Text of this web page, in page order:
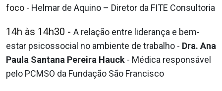
foco - Helmar de Aquino – Diretor da FITE Consultoria
14h às 14h30 - A relação entre liderança e bem-
estar psicossocial no ambiente de trabalho - Dra. Ana
Paula Santana Pereira Hauck - Médica responsável
pelo PCMSO da Fundação São Francisco